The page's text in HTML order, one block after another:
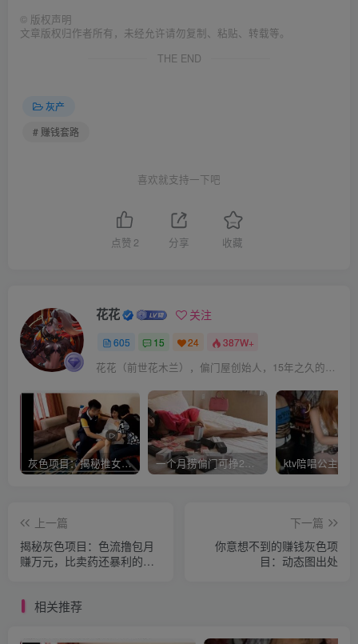
© 版权声明
文章版权归作者所有，未经允许请勿复制、粘贴、转载等。
THE END
灰产
# 赚钱套路
喜欢就支持一下吧
点赞 2 分享 收藏
花花 关注
605 15 24 387W+
花花（前世花木兰），偏门屋创始人，15年之久的网上赚钱经验。
灰色项目：揭秘推女郎艾栗栗收费视频赚钱套路! 一个月捞偏门可挣20万是真的吗？
上一篇
揭秘灰色项目：色流撸包月
赚万元，比卖药还暴利的项
下一篇
你意想不到的赚钱灰色项
目：动态图出处
相关推荐